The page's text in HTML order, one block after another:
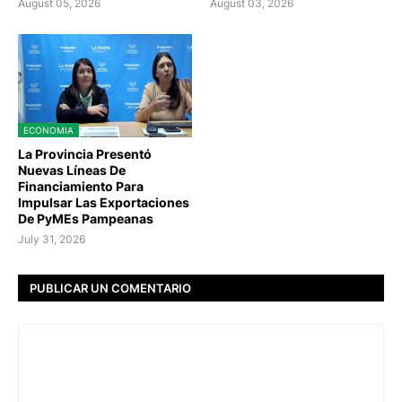
August 05, 2026 August 03, 2026
ECONOMIA
La Provincia Presentó
Nuevas Líneas De
Financiamiento Para
Impulsar Las Exportaciones
De PyMEs Pampeanas
July 31, 2026
PUBLICAR UN COMENTARIO